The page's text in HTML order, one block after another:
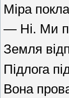
Міра
— Ні. Ми
Земля
Підлога
Вона